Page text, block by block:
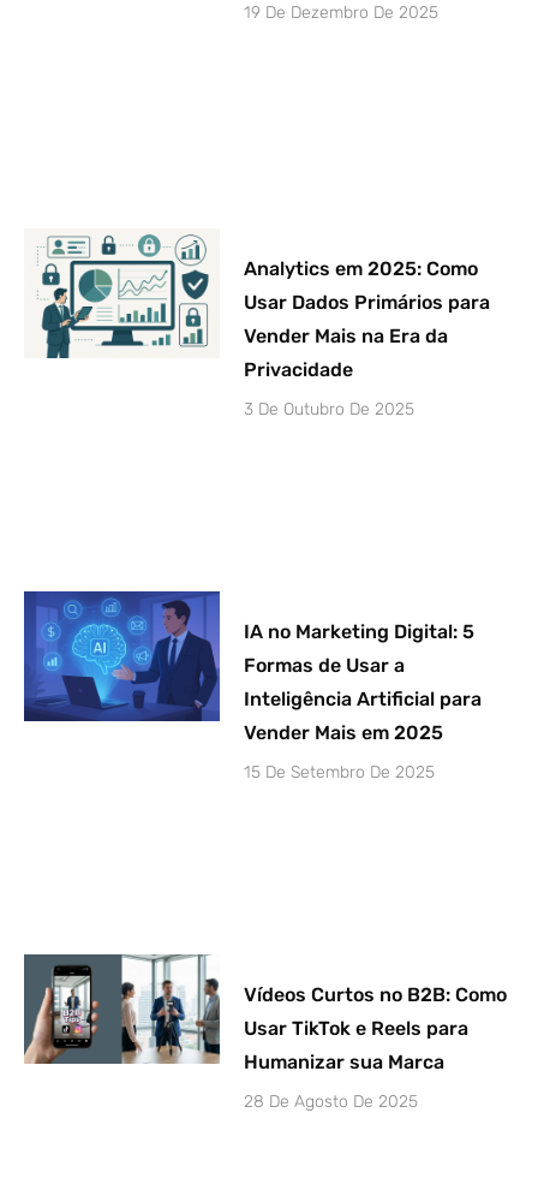
19 De Dezembro De 2025
Analytics em 2025: Como
Usar Dados Primários para
Vender Mais na Era da
Privacidade
3 De Outubro De 2025
IA no Marketing Digital: 5
Formas de Usar a
Inteligência Artificial para
Vender Mais em 2025
15 De Setembro De 2025
Vídeos Curtos no B2B: Como
Usar TikTok e Reels para
Humanizar sua Marca
28 De Agosto De 2025